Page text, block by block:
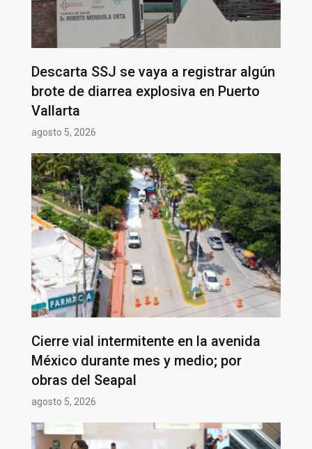
Descarta SSJ se vaya a registrar algún
brote de diarrea explosiva en Puerto
Vallarta
agosto 5, 2026
Cierre vial intermitente en la avenida
México durante mes y medio; por
obras del Seapal
agosto 5, 2026